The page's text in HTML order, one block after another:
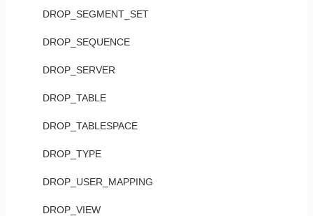
DROP_SEGMENT_SET
DROP_SEQUENCE
DROP_SERVER
DROP_TABLE
DROP_TABLESPACE
DROP_TYPE
DROP_USER_MAPPING
DROP_VIEW